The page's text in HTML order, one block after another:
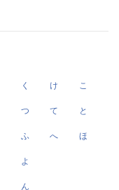
く け こ
つ て と
ふ へ ほ
よ
ん